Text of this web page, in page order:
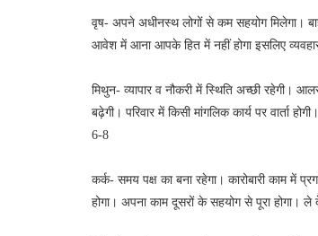
वृष- अपने अधीनस्थ लोगों से कम सहयोग मिलेगा।
आवेश में आना आपके हित में नहीं होगा इसलिए
मिथुन- व्यापार व नौकरी में स्थिति अच्छी रहेगी।
बढ़ेगी। परिवार में किसी मांगलिक कार्य पर वार्ता
6-8
कर्क- समय पक्ष का बना रहेगा। कारोबारी काम में
होगा। अपना काम दूसरों के सहयोग से पूरा होगा।